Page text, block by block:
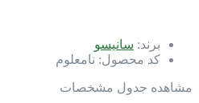
برند: سانيسو
کد محصول: نامعلوم
مشاهده جدول مشخصات